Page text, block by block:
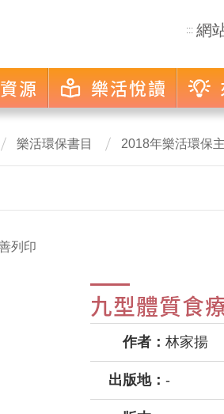
::: 網
源 樂活悅讀
樂活環保書目 2018年樂活環保
列印
九型體質食
作者： 林家揚
出版地： -